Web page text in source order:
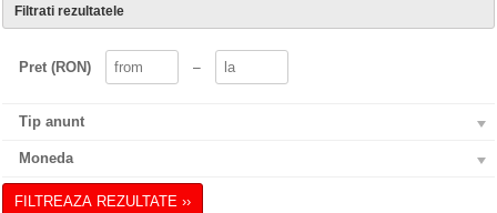
Filtrati rezultatele
Pret (RON) –
Tip anunt
Moneda
FILTREAZA REZULTATE ››